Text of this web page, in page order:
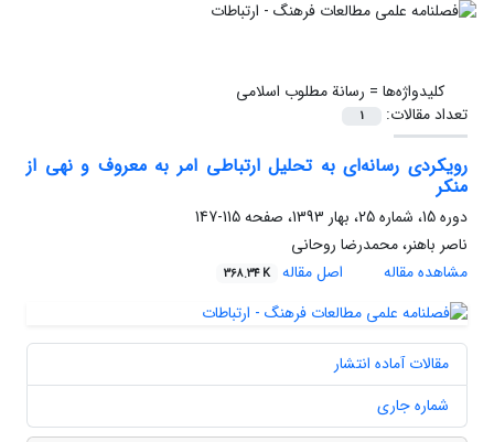
کلیدواژه‌ها = رسانة مطلوب اسلامی
تعداد مقالات:
1
رویکردی رسانه‌ای به تحلیل ارتباطی امر به معروف و نهی از
منکر
دوره 15، شماره 25، بهار 1393، صفحه
115-147
ناصر باهنر، محمدرضا روحانی
مشاهده مقاله
اصل مقاله 368.34 K
مقالات آماده انتشار
شماره جاری